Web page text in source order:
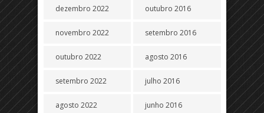
dezembro 2022
novembro 2022
outubro 2022
setembro 2022
agosto 2022
outubro 2016
setembro 2016
agosto 2016
julho 2016
junho 2016